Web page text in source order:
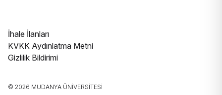
İhale İlanları
KVKK Aydınlatma Metni
Gizlilik Bildirimi
© 2026 MUDANYA ÜNIVERSITESI